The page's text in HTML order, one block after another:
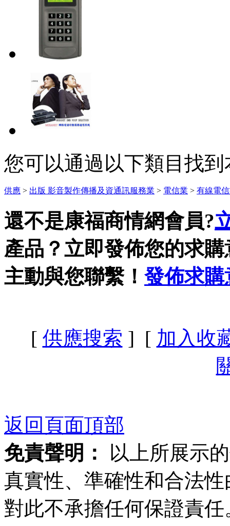
您可以通過以下類目找
供應 > 出版 影音製作傳播及資通訊服務業 > 電信業 > 有線電
還不是康福商情網會員?
產品？立即發佈您的求
主動與您聯繫！ 發佈求購
[ 供應搜索 ] [ 加入收
返回頁面頂部
免責聲明：
以上所展示
真實性、準確性和合法
對此不承擔任何保證責任